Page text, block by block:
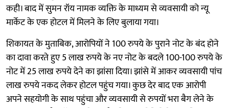
कही। बाद में सुमन रॉय नामक व्यक्ति के माध्यम से व्यवसायी को न्यू
मार्केट के एक होटल में मिलने के लिए बुलाया गया।
शिकायत के मुताबिक, आरोपियों ने 100 रुपये के पुराने नोट के बंद होने
का दावा करते हुए 5 लाख रुपये के नए नोट के बदले 100-100 रुपये के
नोट में 25 लाख रुपये देने का झांसा दिया। झांसे में आकर व्यवसायी पांच
लाख रुपये नकद लेकर होटल पहुंच गया। कुछ देर बाद एक आरोपी
अपने सहयोगी के साथ पहुंचा और व्यवसायी से रुपयों भरा बैग लेने के